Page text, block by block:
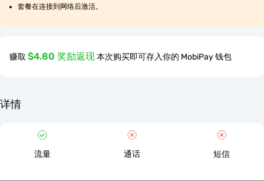
套餐在连接到网络后激活。
赚取 $4.80 奖励返现本次购买即可存入你的 MobiPay 钱包
详情
流量 通话 短信